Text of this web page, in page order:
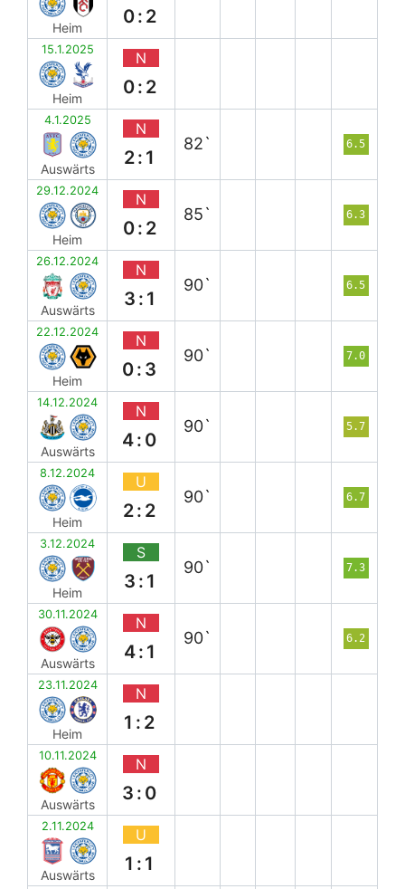
Heim
0:2
15.1.2025
Heim
N
0:2
4.1.2025
Auswärts
N
2:1
82` 6.5
29.12.2024
Heim
N
0:2
85` 6.3
26.12.2024
Auswärts
N
3:1
90` 6.5
22.12.2024
Heim
N
0:3
90` 7.0
14.12.2024
Auswärts
N
4:0
90` 5.7
8.12.2024
Heim
U
2:2
90` 6.7
3.12.2024
Heim
S
3:1
90` 7.3
30.11.2024
Auswärts
N
4:1
90` 6.2
23.11.2024
Heim
N
1:2
10.11.2024
Auswärts
N
3:0
2.11.2024
Auswärts
U
1:1